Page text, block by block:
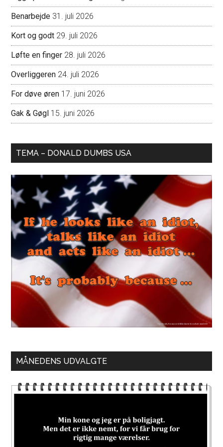
Benarbejde 31. juli 2026
Kort og godt 29. juli 2026
Løfte en finger 28. juli 2026
Overliggeren 24. juli 2026
For døve øren 17. juni 2026
Gak & Gøgl 15. juni 2026
TEMA – DONALD DUMBS USA
MÅNEDENS UDVALGTE